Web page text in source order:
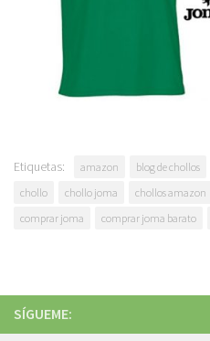
Etiquetas: amazon blog de chollos
chollo
chollo joma chollos amazon
comprar joma
comprar joma barato
SÍGUEME: